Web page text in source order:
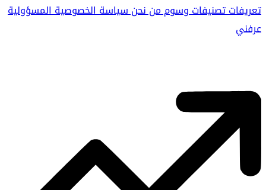
تعريفاتتصنيفاتوسوممن نحنسياسة الخصوصيةالمسؤولية
عرفني